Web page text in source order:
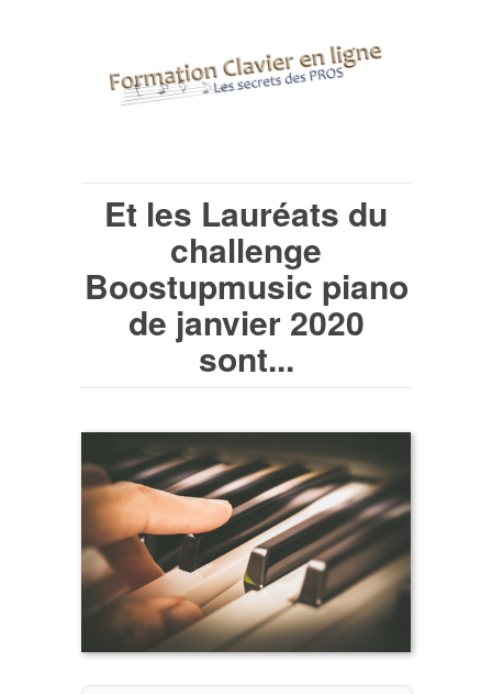
Et les Lauréats du
challenge
Boostupmusic piano
de janvier 2020
sont...